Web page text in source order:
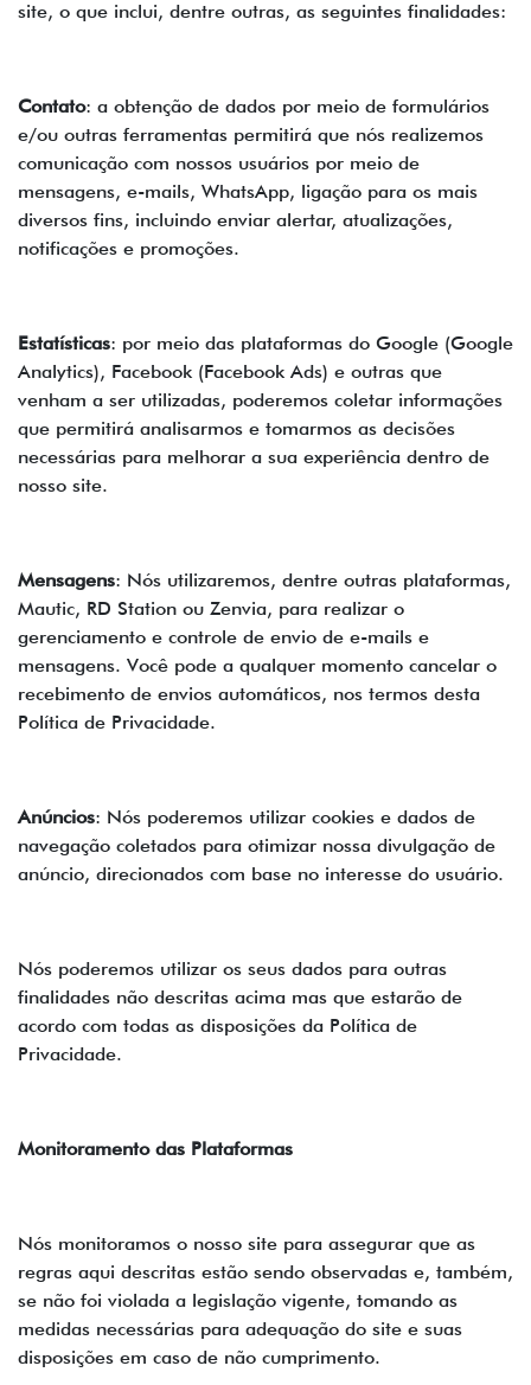
site, o que inclui, dentre outras, as seguintes finalidades:
Contato: a obtenção de dados por meio de formulários
e/ou outras ferramentas permitirá que nós realizemos
comunicação com nossos usuários por meio de
mensagens, e-mails, WhatsApp, ligação para os mais
diversos fins, incluindo enviar alertar, atualizações,
notificações e promoções.
Estatísticas: por meio das plataformas do Google (Google
Analytics), Facebook (Facebook Ads) e outras que
venham a ser utilizadas, poderemos coletar informações
que permitirá analisarmos e tomarmos as decisões
necessárias para melhorar a sua experiência dentro de
nosso site.
Mensagens: Nós utilizaremos, dentre outras plataformas,
Mautic, RD Station ou Zenvia, para realizar o
gerenciamento e controle de envio de e-mails e
mensagens. Você pode a qualquer momento cancelar o
recebimento de envios automáticos, nos termos desta
Política de Privacidade.
Anúncios: Nós poderemos utilizar cookies e dados de
navegação coletados para otimizar nossa divulgação de
anúncio, direcionados com base no interesse do usuário.
Nós poderemos utilizar os seus dados para outras
finalidades não descritas acima mas que estarão de
acordo com todas as disposições da Política de
Privacidade.
Monitoramento das Plataformas
Nós monitoramos o nosso site para assegurar que as
regras aqui descritas estão sendo observadas e, também,
se não foi violada a legislação vigente, tomando as
medidas necessárias para adequação do site e suas
disposições em caso de não cumprimento.